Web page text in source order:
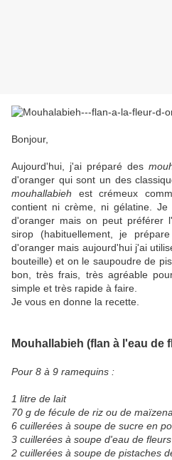
Bonjour,
Aujourd'hui, j'ai préparé des
d'oranger qui sont un des
mouhallabieh est crémeux
contient ni crème, ni gélatine.
d'oranger mais on peut préférer
sirop (habituellement, je
d'oranger mais aujourd'hui j'ai
bouteille) et on le saupoudre de
bon, très frais, très agréable
simple et très rapide à faire.
Je vous en donne la recette.
Mouhallabieh (flan à l'eau de
Pour 8 à 9 ramequins :
1 litre de lait
70 g de fécule de riz ou de maïzena
6 cuillerées à soupe de sucre en
3 cuillerées à soupe d'eau de
2 cuillerées à soupe de pistaches